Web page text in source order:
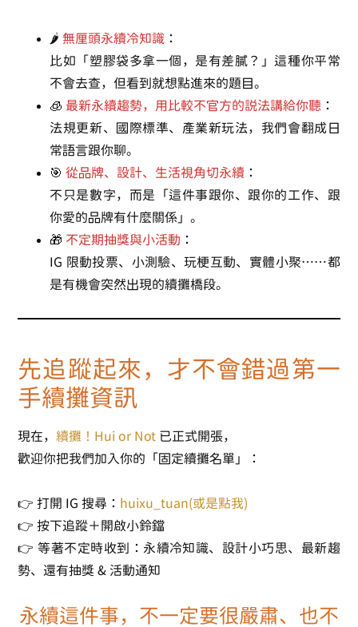
🌶️ 無厘頭永續冷知識 ：
比如「塑膠袋多拿一個，是有差膩？」這種你平常
不會去查，但看到就想點進來的題目。
🧊 最新永續趨勢，用比較不官方的說法講給你聽 ：
法規更新、國際標準、產業新玩法，我們會翻成日
常語言跟你聊。
🎯從品牌、設計、生活視角切永續 ：
不只是數字，而是「這件事跟你、跟你的工作、跟
你愛的品牌有什麼關係」。
🎁 不定期抽獎與小活動 ：
IG 限動投票、小測驗、玩梗互動、實體小聚……都
是有機會突然出現的續攤橋段。
先追蹤起來，才不會錯過第一
手續攤資訊
現在，續攤！Hui or Not 已正式開張，
歡迎你把我們加入你的「固定續攤名單」：
👉 打開 IG 搜尋： huixu_tuan(或是點我)
👉 按下追蹤＋開啟小鈴鐺
👉 等著不定時收到：永續冷知識、設計小巧思、最新趨
勢、還有抽獎 & 活動通知
永續這件事，不一定要很嚴肅、也不